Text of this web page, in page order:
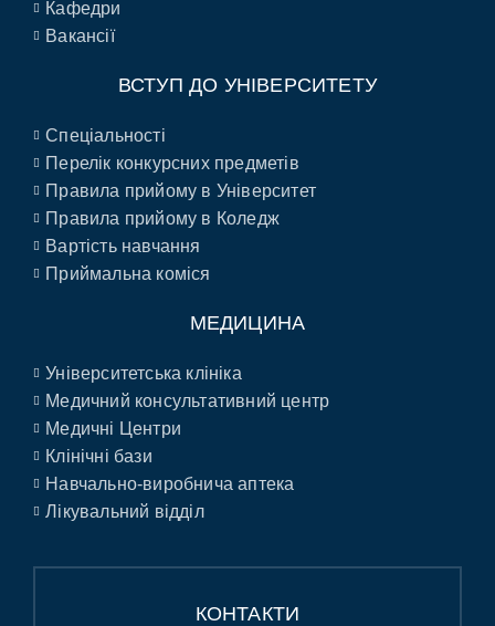
Кафедри
Вакансії
ВСТУП ДО УНІВЕРСИТЕТУ
Спеціальності
Перелік конкурсних предметів
Правила прийому в Університет
Правила прийому в Коледж
Вартість навчання
Приймальна коміся
МЕДИЦИНА
Університетська клініка
Медичний консультативний центр
Медичні Центри
Клінічні бази
Навчально-виробнича аптека
Лікувальний відділ
КОНТАКТИ